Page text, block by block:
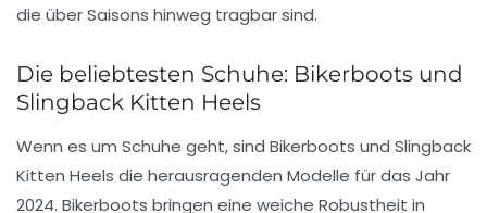
die über Saisons hinweg tragbar sind.
Die beliebtesten Schuhe: Bikerboots und
Slingback Kitten Heels
Wenn es um Schuhe geht, sind Bikerboots und Slingback
Kitten Heels die herausragenden Modelle für das Jahr
2024. Bikerboots bringen eine weiche Robustheit in